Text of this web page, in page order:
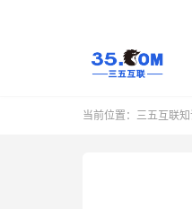
当前位置： 三五互联